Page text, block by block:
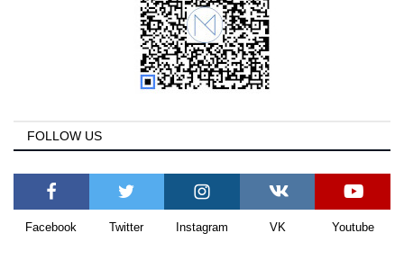
FOLLOW US
Facebook Twitter Instagram VK Youtube